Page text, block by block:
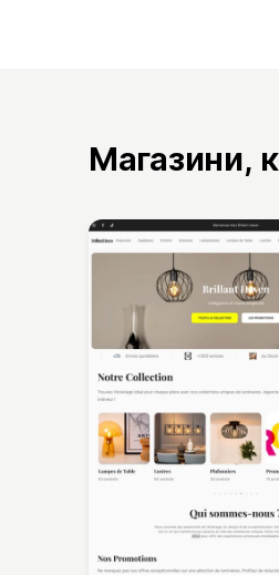
Магазини,